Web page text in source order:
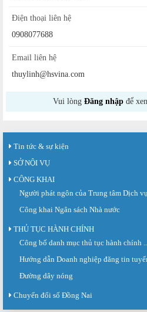
Điện thoại liên hệ
0908077688
Email liên hệ
thuylinh@hsvina.com
Vui lòng Đăng nhập để
Tin tức & sự kiện
SỞ NỘI VỤ
CÔNG KHAI
Người phát ngôn của Trung tâm Dịch
Công khai Ngân sách Nhà nước
THỦ TỤC HÀNH CHÍNH
Công bố danh mục thủ tục hành chính
Hướng dẫn Doanh nghiệp đăng tin
Đường dây nóng
Chuyển đổi số Đồng Nai
Sàn giao dịch việc làm lần thứ 08 năm
dịch việc làm lần thứ 08...
Báo cáo số 141/BC-TTDVVL của Trung
Báo cáo kết quả tổ chức Sàn giao dịch việc